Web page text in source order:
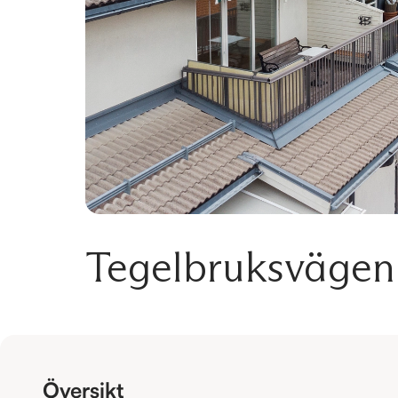
Översikt